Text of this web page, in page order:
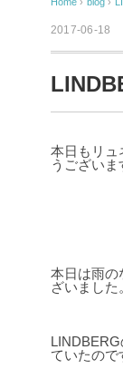
2017-06-18
本日もリュ
うございま
本日は雨の
ざいました
ていたので